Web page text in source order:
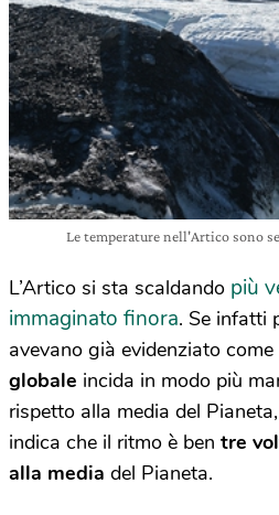
Le temperature nell'Artico sono
L’Artico si sta scaldando più
immaginato finora. Se infatti
avevano già evidenziato come
globale incida in modo più
rispetto alla media del Pianeta,
indica che il ritmo è ben tre
alla media del Pianeta.